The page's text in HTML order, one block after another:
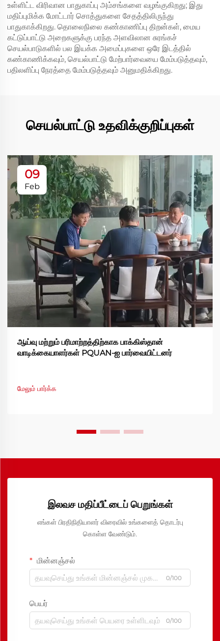
உள்ளிட்ட விரிவான பாதுகாப்பு அம்சங்களை வழங்குகிறது; இது
மதிப்புமிக்க மோட்டார் சொத்துகளை சேதத்திலிருந்து
பாதுகாக்கிறது. தொலைநிலை கண்காணிப்பு திறன்கள், மைய
கட்டுப்பாட்டு அறைகளுக்கு பரந்த அளவிலான சுரங்கச்
செயல்பாடுகளில் பல இயக்க அமைப்புகளை ஒரே இடத்தில்
கண்காணிக்கவும், செயல்பாட்டு மேற்பார்வையை மேம்படுத்தவும்,
பதிலளிப்பு நேரத்தை மேம்படுத்தவும் அனுமதிக்கிறது.
செயல்பாட்டு உதவிக்குறிப்புகள்
09
Feb
ஆய்வு மற்றும் பரிமாற்றத்திற்காக பாக்கிஸ்தான்
வாடிக்கையாளர்கள் PQUAN-ஐ பார்வையிட்டனர்
மேலும் பார்க்க
இலவச மதிப்பீட்டைப் பெறுங்கள்
எங்கள் பிரதிநிதியாளர் விரைவில் உங்களைத் தொடர்பு
கொள்ள வேண்டும்.
மின்னஞ்சல்
0/100
பெயர்
0/100